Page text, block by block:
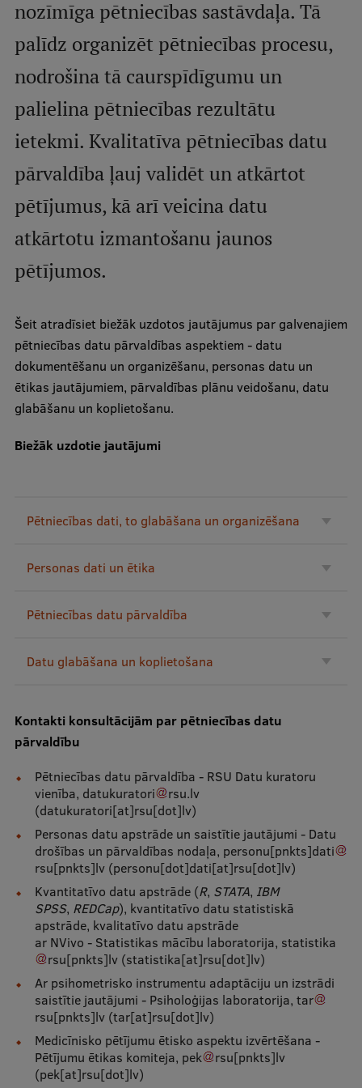
Mobile
galvenā
izvēlne
Studiju iespējas
Pamatstudiju programmas
Maģistra studiju programmas
Doktorantūra
Rezidentūra
Uzņemšana
Praktiska informācija
Par RSU
Studentu dzīve
Stratēģija
Identitāte
RSU fonds
Muzeji un ekspozīcijas
Ģerbonis
Projekti
Reitingi
Virtuālā tūre
Ilgtspējīga attīstība
Studiju un vides pieejamība
Dati par 2025. gadu
Suvenīri un grāmatas
Mūžizglītība
nozīmīga pētniecības sastāvdaļa. Tā
palīdz organizēt pētniecības procesu,
nodrošina tā caurspīdīgumu un
palielina pētniecības rezultātu
ietekmi. Kvalitatīva pētniecības datu
pārvaldība ļauj validēt un atkārtot
pētījumus, kā arī veicina datu
atkārtotu izmantošanu jaunos
pētījumos.
Šeit atradīsiet biežāk uzdotos jautājumus par galvenajiem
pētniecības datu pārvaldības aspektiem - datu
dokumentēšanu un organizēšanu, personas datu un
ētikas jautājumiem, pārvaldības plānu veidošanu, datu
glabāšanu un koplietošanu.
Biežāk uzdotie jautājumi
Pētniecības dati, to glabāšana un organizēšana
Personas dati un ētika
Pētniecības datu pārvaldība
Datu glabāšana un koplietošana
Kontakti konsultācijām par pētniecības datu
pārvaldību
Pētniecības datu pārvaldība - RSU Datu kuratoru
vienība, datukuratori rsu.lv
(datukuratori[at]rsu[dot]lv)
Personas datu apstrāde un saistītie jautājumi - Datu
drošības un pārvaldības nodaļa, personu[pnkts]dati
rsu[pnkts]lv(personu[dot]dati[at]rsu[dot]lv)
Kvantitatīvo datu apstrāde (R, STATA, IBM
SPSS, REDCap), kvantitatīvo datu statistiskā
apstrāde, kvalitatīvo datu apstrāde
ar NVivo - Statistikas mācību laboratorija, statistika
rsu[pnkts]lv(statistika[at]rsu[dot]lv)
Ar psihometrisko instrumentu adaptāciju un izstrādi
saistītie jautājumi - Psiholoģijas laboratorija, tar
rsu[pnkts]lv(tar[at]rsu[dot]lv)
Medicīnisko pētījumu ētisko aspektu izvērtēšana -
Pētījumu ētikas komiteja, pek rsu[pnkts]lv
(pek[at]rsu[dot]lv)